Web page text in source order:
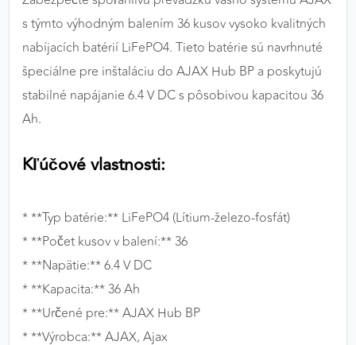
s týmto výhodným balením 36 kusov vysoko kvalitných
nabíjacích batérií LiFePO4. Tieto batérie sú navrhnuté
špeciálne pre inštaláciu do AJAX Hub BP a poskytujú
stabilné napájanie 6.4 V DC s pôsobivou kapacitou 36
Ah.
Kľúčové vlastnosti:
* **Typ batérie:** LiFePO4 (Lítium-železo-fosfát)
* **Počet kusov v balení:** 36
* **Napätie:** 6.4 V DC
* **Kapacita:** 36 Ah
* **Určené pre:** AJAX Hub BP
* **Výrobca:** AJAX, Ajax
Google Analytics
Marketingové cookies sa používajú na sledovanie
stránkami. Umožňujú nám a našim partnerom
zobrazovať cielenú a relevantnú reklamu, a to na
našom webe aj v reklamných sieťach tretích strán.
Google Ads
Poskytovateľ: Google